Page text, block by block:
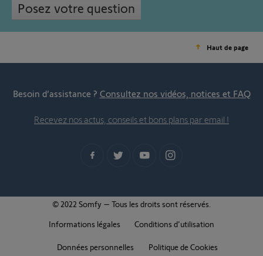
Posez votre question
Haut de page
Besoin d’assistance ? Consultez nos vidéos, notices et FAQ
Recevez nos actus, conseils et bons plans par email !
© 2022 Somfy – Tous les droits sont réservés.
Informations légales
Conditions d'utilisation
Données personnelles Politique de Cookies